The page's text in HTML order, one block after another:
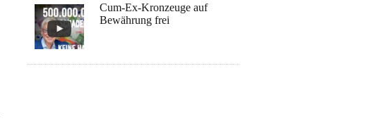
Cum-Ex-Kronzeuge auf
Bewährung frei